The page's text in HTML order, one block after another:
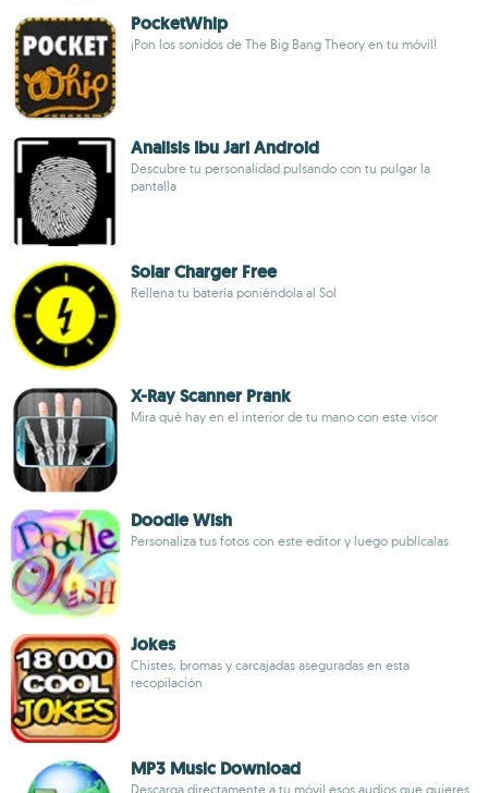
PocketWhip
¡Pon los sonidos de The Big Bang Theory en tu móvil!
Analisis Ibu Jari Android
Descubre tu personalidad pulsando con tu pulgar la
pantalla
Solar Charger Free
Rellena tu batería poniéndola al Sol
X-Ray Scanner Prank
Mira qué hay en el interior de tu mano con este visor
Doodle Wish
Personaliza tus fotos con este editor y luego publícalas
Jokes
Chistes, bromas y carcajadas aseguradas en esta
recopilación
MP3 Music Download
Descarga directamente a tu móvil esos audios que quieres